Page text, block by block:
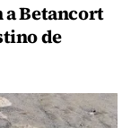
a Betancort
de